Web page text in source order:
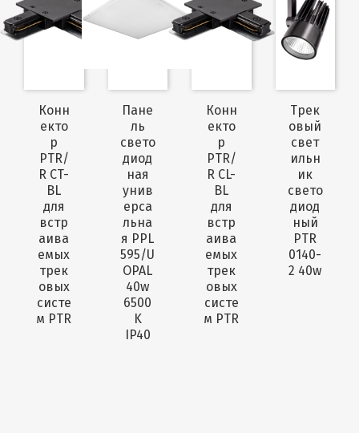
Конн
екто
р
PTR/
R CT-
BL
для
встр
аива
емых
трек
овых
систе
м PTR
Пане
ль
свето
диод
ная
унив
ерса
льна
я PPL
595/U
OPAL
40w
6500
K
IP40
Конн
екто
р
PTR/
R CL-
BL
для
встр
аива
емых
трек
овых
систе
м PTR
Трек
овый
свет
ильн
ик
свето
диод
ный
PTR
0140-
2 40w